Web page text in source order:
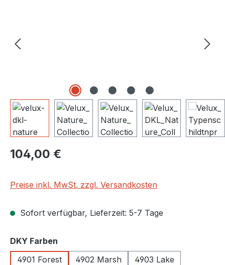
Regulärer Preis:
104,00 €
Preise inkl. MwSt. zzgl. Versandkosten
Sofort verfügbar, Lieferzeit: 5-7 Tage
DKY Farben
4901 Forest
4902 Marsh
4903 Lake